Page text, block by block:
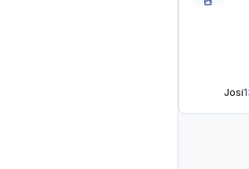
Josi